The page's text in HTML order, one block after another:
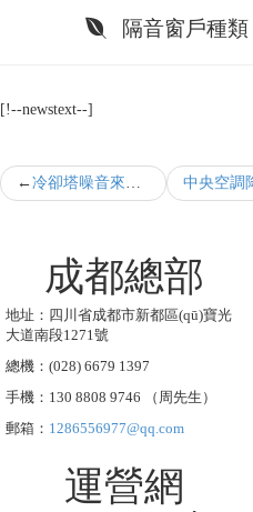
隔音窗戶種類
[!--newstext--]
冷卻塔噪音來源有哪些
成都總部
地址：四川省成都市新都區(qū)寶光
大道南段1271號
總機：(028) 6679 1397
手機：130 8808 9746 （周先生）
郵箱： 1286556977@qq.com
運營網